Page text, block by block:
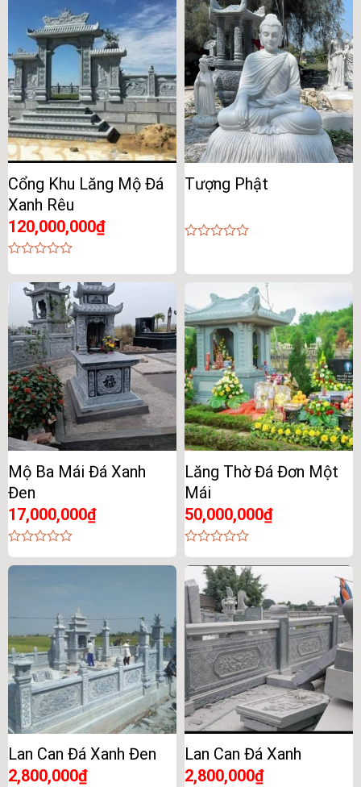
of
5
Cổng Khu Lăng Mộ Đá
Xanh Rêu
120,000,000₫
out
Tượng Phật
of
Mộ Ba Mái Đá Xanh
Đen
17,000,000₫
0
out
Lăng Thờ Đá Đơn Một
Mái
50,000,000₫
0
out
of
5
Lan Can Đá Xanh Đen
2,800,000₫
Lan Can Đá Xanh
2,800,000₫